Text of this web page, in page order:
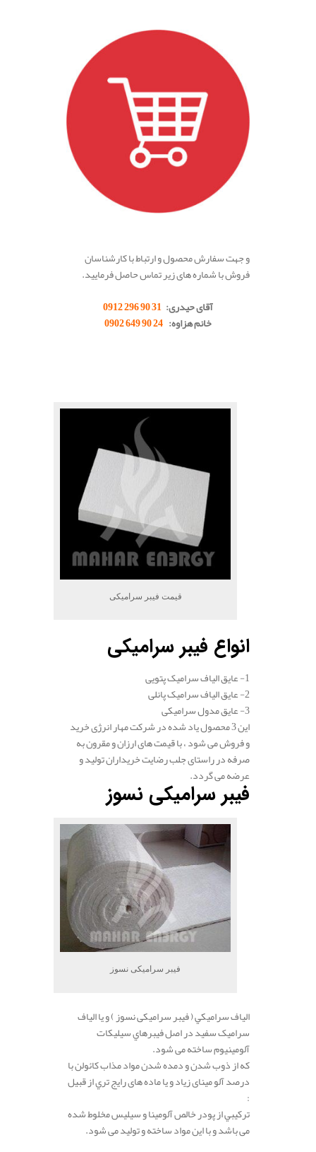
و جهت سفارش محصول و ارتباط با کارشناسان
فروش با شماره های زیر تماس حاصل فرمایید.
آقای حیدری: 31 90 296 0912
خانم هزاوه: 24 90 649 0902
قیمت فیبر سرامیکی
انواع فیبر سرامیکی
1- عایق الیاف سرامیک پتویی
2- عایق الیاف سرامیک پانلی
3- عایق مدول سرامیکی
این 3 محصول یاد شده در شرکت مهار انرژی خرید
و فروش می شود ، با قیمت های ارزان و مقرون به
صرفه در راستای جلب رضایت خریداران تولید و
عرضه می گردد.
فیبر سرامیکی نسوز
فیبر سرامیکی نسوز
الياف سراميكي ( فیبر سرامیکی نسوز ) و یا الیاف
سرامیک سفید در اصل فيبرهاي سيليكات
آلومينيوم ساخته می شود.
كه از ذوب شدن و دمده شدن مواد مذاب كائولن با
درصد آلو مينای زیاد و يا ماده های رایج تري از قبیل
:
تركيبي از پودر خالص آلومينا و سيليس مخلوط شده
می باشد و با این مواد ساخته و تولید می شود.